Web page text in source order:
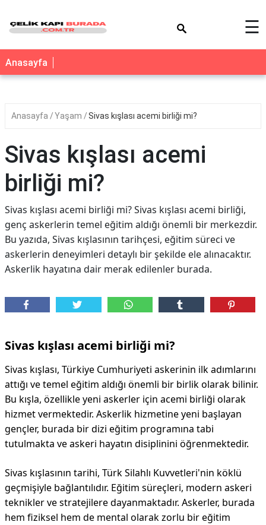
☰
Anasayfa
Anasayfa Yaşam Sivas kışlası acemi birliği mi?
Sivas kışlası acemi
birliği mi?
Sivas kışlası acemi birliği mi? Sivas kışlası acemi birliği,
genç askerlerin temel eğitim aldığı önemli bir merkezdir.
Bu yazıda, Sivas kışlasının tarihçesi, eğitim süreci ve
askerlerin deneyimleri detaylı bir şekilde ele alınacaktır.
Askerlik hayatına dair merak edilenler burada.
Sivas kışlası acemi birliği mi?
Sivas kışlası, Türkiye Cumhuriyeti askerinin ilk adımlarını
attığı ve temel eğitim aldığı önemli bir birlik olarak bilinir.
Bu kışla, özellikle yeni askerler için acemi birliği olarak
hizmet vermektedir. Askerlik hizmetine yeni başlayan
gençler, burada bir dizi eğitim programına tabi
tutulmakta ve askeri hayatın disiplinini öğrenmektedir.
Sivas kışlasının tarihi, Türk Silahlı Kuvvetleri'nin köklü
geçmişiyle bağlantılıdır. Eğitim süreçleri, modern askeri
teknikler ve stratejilere dayanmaktadır. Askerler, burada
hem fiziksel hem de mental olarak zorlu bir eğitim